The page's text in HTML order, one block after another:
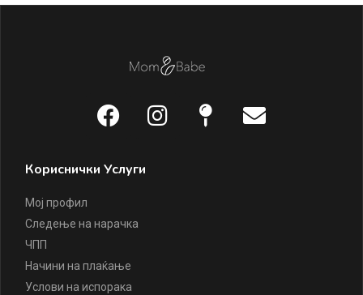
Кориснички Услуги
Мој профил
Следење на нарачка
ЧПП
Начини на плаќање
Услови на испорака